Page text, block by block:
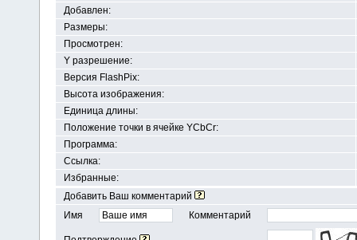
Добавлен:
Размеры:
Просмотрен:
Y разрешение:
Версия FlashPix:
Высота изображения:
Единица длины:
Положение точки в ячейке YСbCr:
Программа:
Ссылка:
Избранные:
Добавить Ваш комментарий
Имя
Комментарий